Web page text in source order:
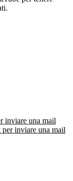
inviare una mail
inviare una mail